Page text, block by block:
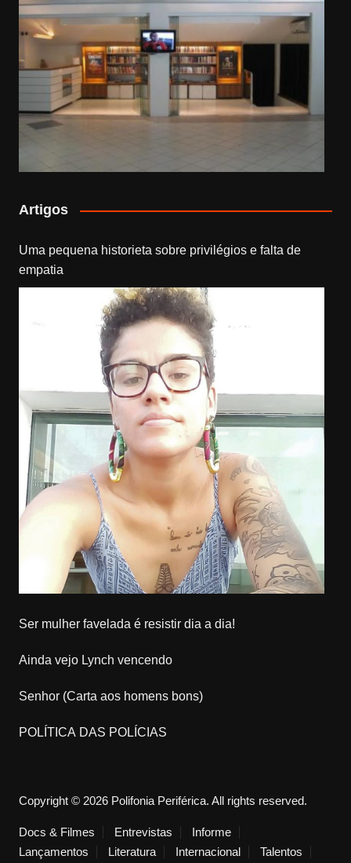
Artigos
Uma pequena historieta sobre privilégios e falta de
empatia
Ser mulher favelada é resistir dia a dia!
Ainda vejo Lynch vencendo
Senhor (Carta aos homens bons)
POLÍTICA DAS POLÍCIAS
Copyright © 2026 Polifonia Periférica. All rights reserved.
Docs & Filmes Entrevistas
Informe
Lançamentos
Literatura Internacional Talentos